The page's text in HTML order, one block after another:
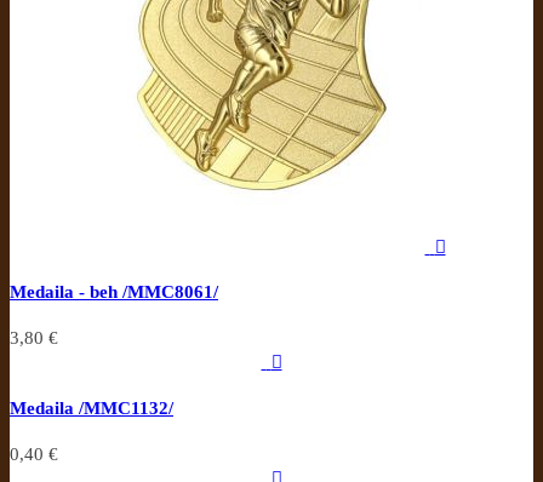

Medaila - beh /MMC8061/
3,80 €

Medaila /MMC1132/
0,40 €
